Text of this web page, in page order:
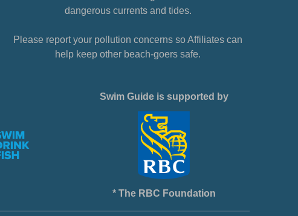
dangerous currents and tides.
Please report your pollution concerns so Affiliates can
help keep other beach-goers safe.
Swim Guide is supported by
* The RBC Foundation